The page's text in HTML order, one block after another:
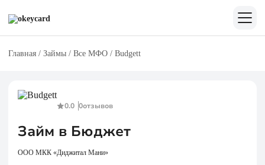
Главная / Займы / Все МФО / Budgett
0.0 0отзывов
Займ в Бюджет
ООО МКК «Диджитал Мани»